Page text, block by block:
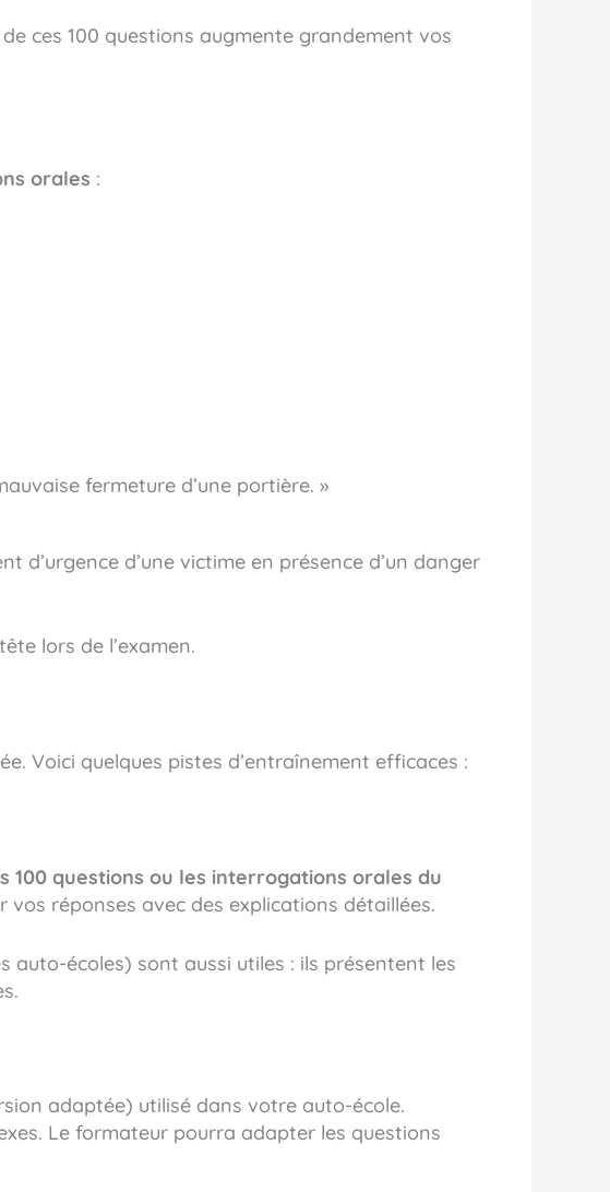
ces 100 questions augmente grandement vos
orales :
fermeture d’une portière. »
d’urgence d’une victime en présence d’un danger
lors de l’examen.
Voici quelques pistes d’entraînement efficaces :
100 questions ou les interrogations orales du
réponses avec des explications détaillées.
auto-écoles) sont aussi utiles : ils présentent les
adaptée) utilisé dans votre auto-école.
Le formateur pourra adapter les questions